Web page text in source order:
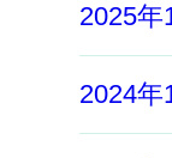
2025年
2024年